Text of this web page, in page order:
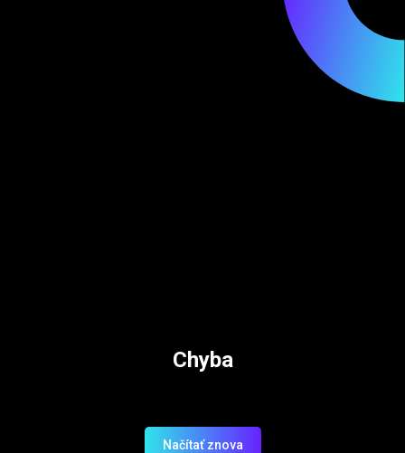
Chyba
Načítať znova